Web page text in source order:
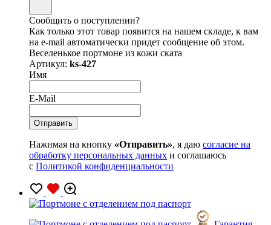
Сообщить о поступлении?
Как только этот товар появится на нашем складе, к вам
на e-mail автоматически придет сообщение об этом.
Веселенькое портмоне из кожи ската
Артикул: ks-427
Имя
E-Mail
Нажимая на кнопку «Отправить», я даю согласие на
обработку персональных данных и соглашаюсь
с Политикой конфиденциальности